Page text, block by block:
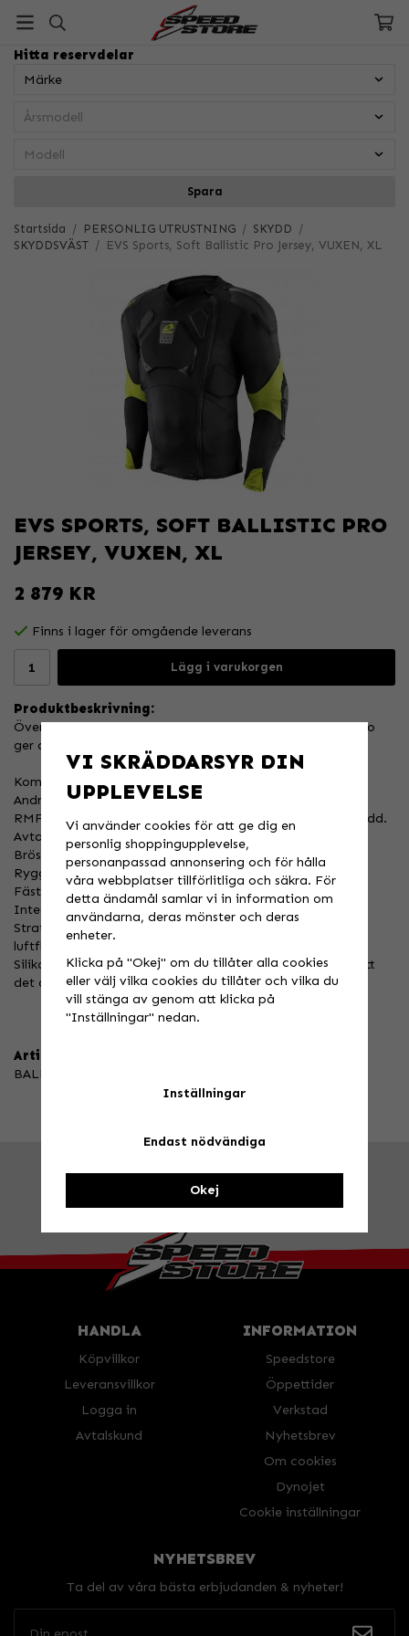
Hitta reservdelar
Spara
Startsida / PERSONLIG UTRUSTNING / SKYDD /
SKYDDSVÄST / EVS Sports, Soft Ballistic Pro Jersey, VUXEN, XL
EVS SPORTS, SOFT BALLISTIC PRO
JERSEY, VUXEN, XL
2 879 KR
Finns i lager för omgående leverans
Lägg i varukorgen
Produktbeskrivning:
Överlägset skydd möter ultimat komfort. Nya Ballistic Pro
ger det bästa av båda.
Kompressionspassform.
Andningsbart mesh tyg.
RMF (Reactive Memory Foam) bröst-, axel-, och ryggskydd.
Avtagbart Rygg,-Axel och Armbågsskydd.
Bröstet uppfyller CE 1621-3-standard.
Rygg uppfyller CE 1621-1 Level 1-skydd.
Fästen för nackskydd på axelpartiet.
Integrerade stretchpaneler för ökad rörlighet.
Strategiskt placerade laserskurna ventilationshål för ökat
luftflöde och komfort.
Silikontryck på baksidan av ryggslutet för att förhindra att
det åker ut.
Artikelnummer:
BALLISTICP-BK-XL
BESÖK OSS!Valbovägen 385, ValboÖppettider
HANDLA
Köpvillkor
Leveransvillkor
Logga in
Avtalskund
INFORMATION
Speedstore
Öppettider
Verkstad
Nyhetsbrev
Om cookies
Dynojet
Cookie inställningar
NYHETSBREV
Ta del av våra bästa erbjudanden & nyheter!
VI SKRÄDDARSYR DIN
UPPLEVELSE
Vi använder cookies för att ge dig en
personlig shoppingupplevelse,
personanpassad annonsering och för hålla
våra webbplatser tillförlitliga och säkra. För
detta ändamål samlar vi in information om
användarna, deras mönster och deras
enheter.
Klicka på "Okej" om du tillåter alla cookies
eller välj vilka cookies du tillåter och vilka du
vill stänga av genom att klicka på
"Inställningar" nedan.
Inställningar
Endast nödvändiga
Okej